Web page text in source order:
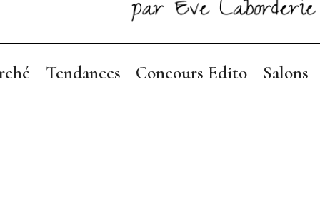
Tendances
Collections 26
Concours Edito
Règlement
Salons